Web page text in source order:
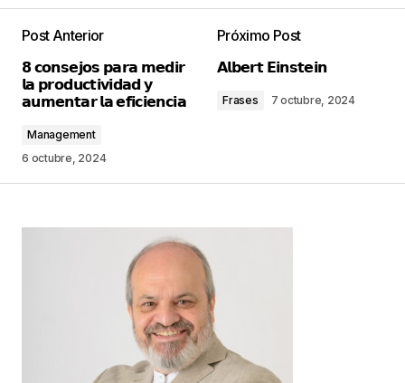
publicada. Los campos obligatorios están
marcados con*
Comentario
*
Guarda mi nombre, correo electrónico y web en
este navegador para la próxima vez que
Post Anterior
𝟴 𝗰𝗼𝗻𝘀𝗲𝗷𝗼𝘀 𝗽𝗮𝗿𝗮 𝗺𝗲𝗱𝗶𝗿
𝗹𝗮 𝗽𝗿𝗼𝗱𝘂𝗰𝘁𝗶𝘃𝗶𝗱𝗮𝗱 𝘆
𝗮𝘂𝗺𝗲𝗻𝘁𝗮𝗿 𝗹𝗮 𝗲𝗳𝗶𝗰𝗶𝗲𝗻𝗰𝗶𝗮
Management
6 octubre, 2024
Próximo Post
𝗔𝗹𝗯𝗲𝗿𝘁 𝗘𝗶𝗻𝘀𝘁𝗲𝗶𝗻
Frases 7 octubre, 2024